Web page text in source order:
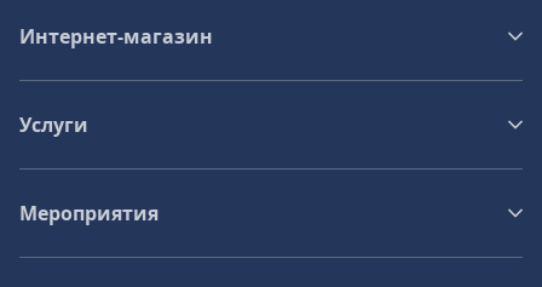
Интернет-магазин
Услуги
Мероприятия